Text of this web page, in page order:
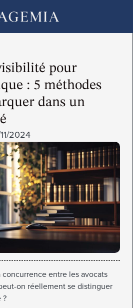
pour
: 5 méthodes
dans un
2024
concurrence entre les avocats
on réellement se distinguer
?